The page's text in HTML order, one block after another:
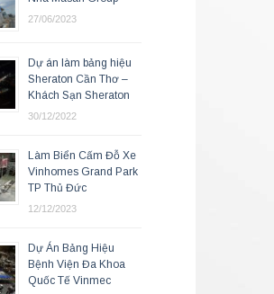
27/06/2023
Dự án làm bảng hiệu
Sheraton Cần Thơ –
Khách Sạn Sheraton
30/12/2022
Làm Biển Cấm Đỗ Xe
Vinhomes Grand Park
TP Thủ Đức
12/12/2023
Dự Án Bảng Hiệu
Bệnh Viện Đa Khoa
Quốc Tế Vinmec